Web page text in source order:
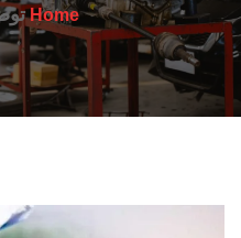
Home